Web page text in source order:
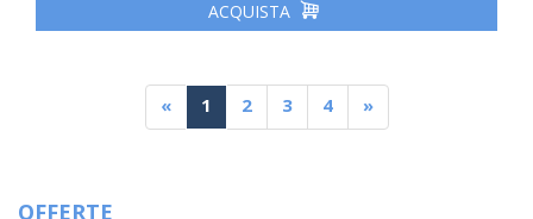
OFFERTE
ACQUISTA
« 1 2 3 4 »